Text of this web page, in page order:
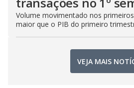
Volume movimentado nos
maior que o PIB do primeiro
VEJA MAIS